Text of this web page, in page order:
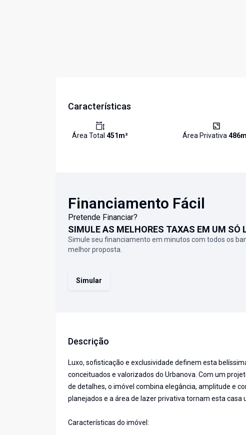
Características
Área Total 451m² Área Privativa486
Financiamento Fácil
Pretende Financiar?
SIMULE AS MELHORES TAXAS EM UM SÓ
Simule seu financiamento em minutos com todos os
melhor proposta.
Simular
Descrição
Luxo, sofisticação e exclusividade definem esta
conceituados e valorizados do Urbanova. Com um
de detalhes, o imóvel combina elegância, amplitude e
planejados e a área de lazer privativa tornam esta casa
Características do imóvel: